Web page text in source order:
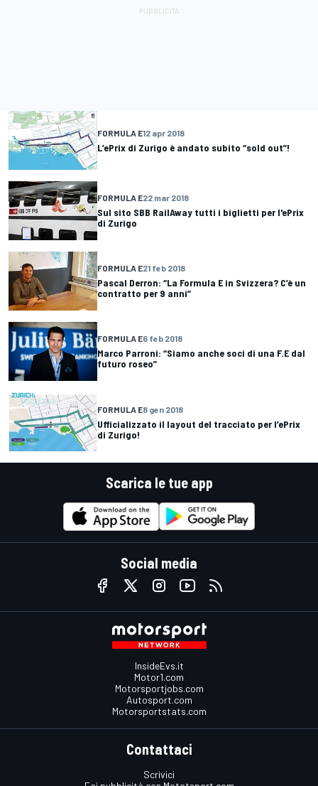
FORMULA E12 apr 2018
L’ePrix di Zurigo è andato subito “sold out”!
FORMULA E22 mar 2018
Sul sito SBB RailAway tutti i biglietti per l'ePrix
di Zurigo
FORMULA E21 feb 2018
Pascal Derron: “La Formula E in Svizzera? C’è un
contratto per 9 anni”
FORMULA E6 feb 2018
Marco Parroni: “Siamo anche soci di una F.E dal
futuro roseo”
FORMULA E8 gen 2018
Ufficializzato il layout del tracciato per l’ePrix
di Zurigo!
Scarica le tue app
Social media
InsideEvs.it
Motor1.com
Motorsportjobs.com
Autosport.com
Motorsportstats.com
Contattaci
Scrivici